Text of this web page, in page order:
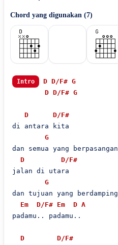
Chord yang digunakan (7)
Intro D D/F# G
D D/F# G
D
D/F#
di antara kita
G
dan semua yang berpasangan
D
D/F#
jalan di utara
G
dan tujuan yang
Em
D/F# Em D A
padamu.. padamu..
D
D/F#